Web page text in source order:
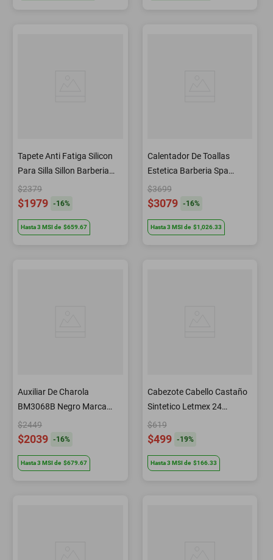
Tapete Anti Fatiga Silicon
Para Silla Sillon Barberia
Semi Circular Letmex
$2379
$1979 -16%
Hasta3 MSIde $659.67
Calentador De Toallas
Estetica Barberia Spa
BM1750 Letmex
$3699
$3079 -16%
Hasta3 MSIde $1,026.33
Auxiliar De Charola
BM3068B Negro Marca
Letmex
$2449
$2039 -16%
Hasta3 MSIde $679.67
Cabezote Cabello Castaño
Sintetico Letmex 24
Pulgadas
$619
$499 -19%
Hasta3 MSIde $166.33